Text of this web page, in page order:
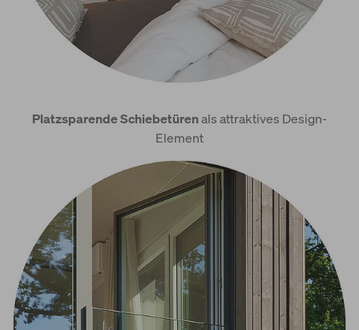
Platzsparende Schiebetürenals attraktives Design-
Element